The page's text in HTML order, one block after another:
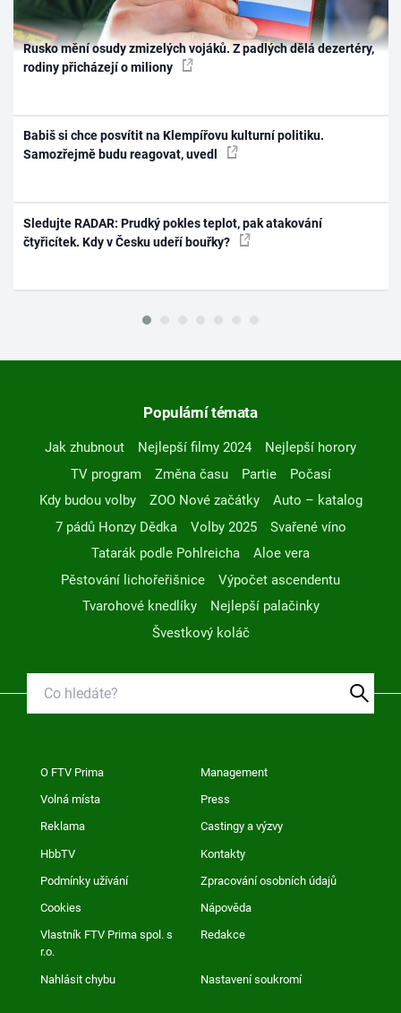
Rusko mění osudy zmizelých vojáků. Z padlých dělá dezertéry,
rodiny přicházejí o miliony
Babiš si chce posvítit na Klempířovu kulturní politiku.
Samozřejmě budu reagovat, uvedl
Sledujte RADAR: Prudký pokles teplot, pak atakování
čtyřicítek. Kdy v Česku udeří bouřky?
Populární témata
Jak zhubnout Nejlepší filmy 2024
Nejlepší horory
TV program
Změna času Partie
Počasí
Kdy budou volby
ZOO Nové začátky
Auto – katalog
7 pádů Honzy Dědka
Volby 2025
Svařené víno
Tatarák podle Pohlreicha
Aloe vera
Pěstování lichořeřišnice
Výpočet ascendentu
Tvarohové knedlíky
Nejlepší palačinky
Švestkový koláč
O FTV Prima Management
Volná místa Press
Reklama Castingy a výzvy
HbbTV Kontakty
Podmínky užívání Zpracování osobních údajů
Cookies Nápověda
Vlastník FTV Prima spol. s
r.o.
Redakce
Nahlásit chybu Nastavení soukromí